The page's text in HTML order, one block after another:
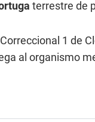
terrestre de
1 de
al organismo